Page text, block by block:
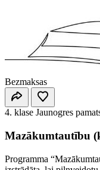
Bezmaksas
4. klase Jaunogres
Mazākumtautību
Programma